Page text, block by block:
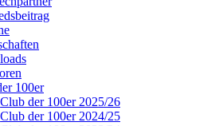
100er
Club der 100er 2025/26
Club der 100er 2024/25